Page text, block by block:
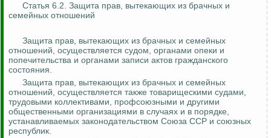
Статья 6.2. Защита прав, вытекающих из брачных и
семейных отношений
Защита прав, вытекающих из брачных и семейных
отношений, осуществляется судом, органами опеки и
попечительства и органами записи актов гражданского
состояния.
Защита прав, вытекающих из брачных и семейных
отношений, осуществляется также товарищескими судами,
трудовыми коллективами, профсоюзными и другими
общественными организациями в случаях и в порядке,
устанавливаемых законодательством Союза ССР и союзных
республик.